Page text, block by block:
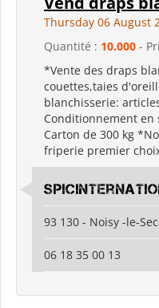
Thursday 06 August
Quantité : 10.000 -
*Vente des draps
couettes,taies
blanchisserie:
Conditionnement en
Carton de 300 kg
friperie premier
93 130 - Noisy -le-Sec
06 18 35 00 13